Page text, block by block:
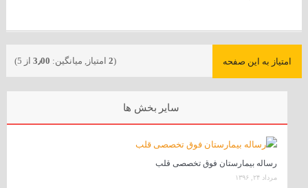
امتیاز به این صفحه (
2 امتیاز, میانگین: 3٫00 از 5)
سایر بخش ها
رساله بیمارستان فوق تخصصی قلب
مرداد ۲۴, ۱۳۹۶